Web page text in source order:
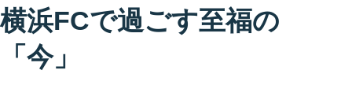
横浜FCで過ごす至福の
「今」